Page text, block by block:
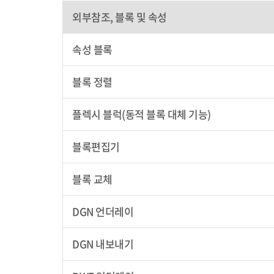
외부참조, 블록 및 속성
속성 블록
블록 정렬
플렉시 블럭(동적 블록 대체 기능)
블록편집기
블록 교체
DGN 언더레이
DGN 내보내기